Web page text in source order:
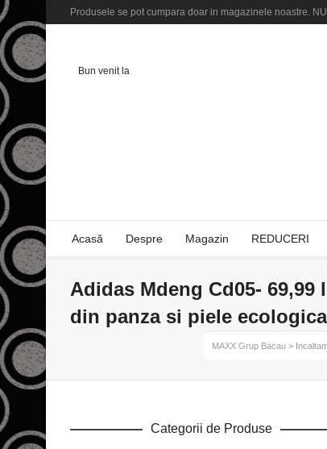
Produsele se pot cumpara doar in magazinele noastre.
Bun venit la
Acasă Despre Magazin REDUCERI
Adidas Mdeng Cd05-
din panza si piele
MAXX Grup Bacau >
Categorii de Produse